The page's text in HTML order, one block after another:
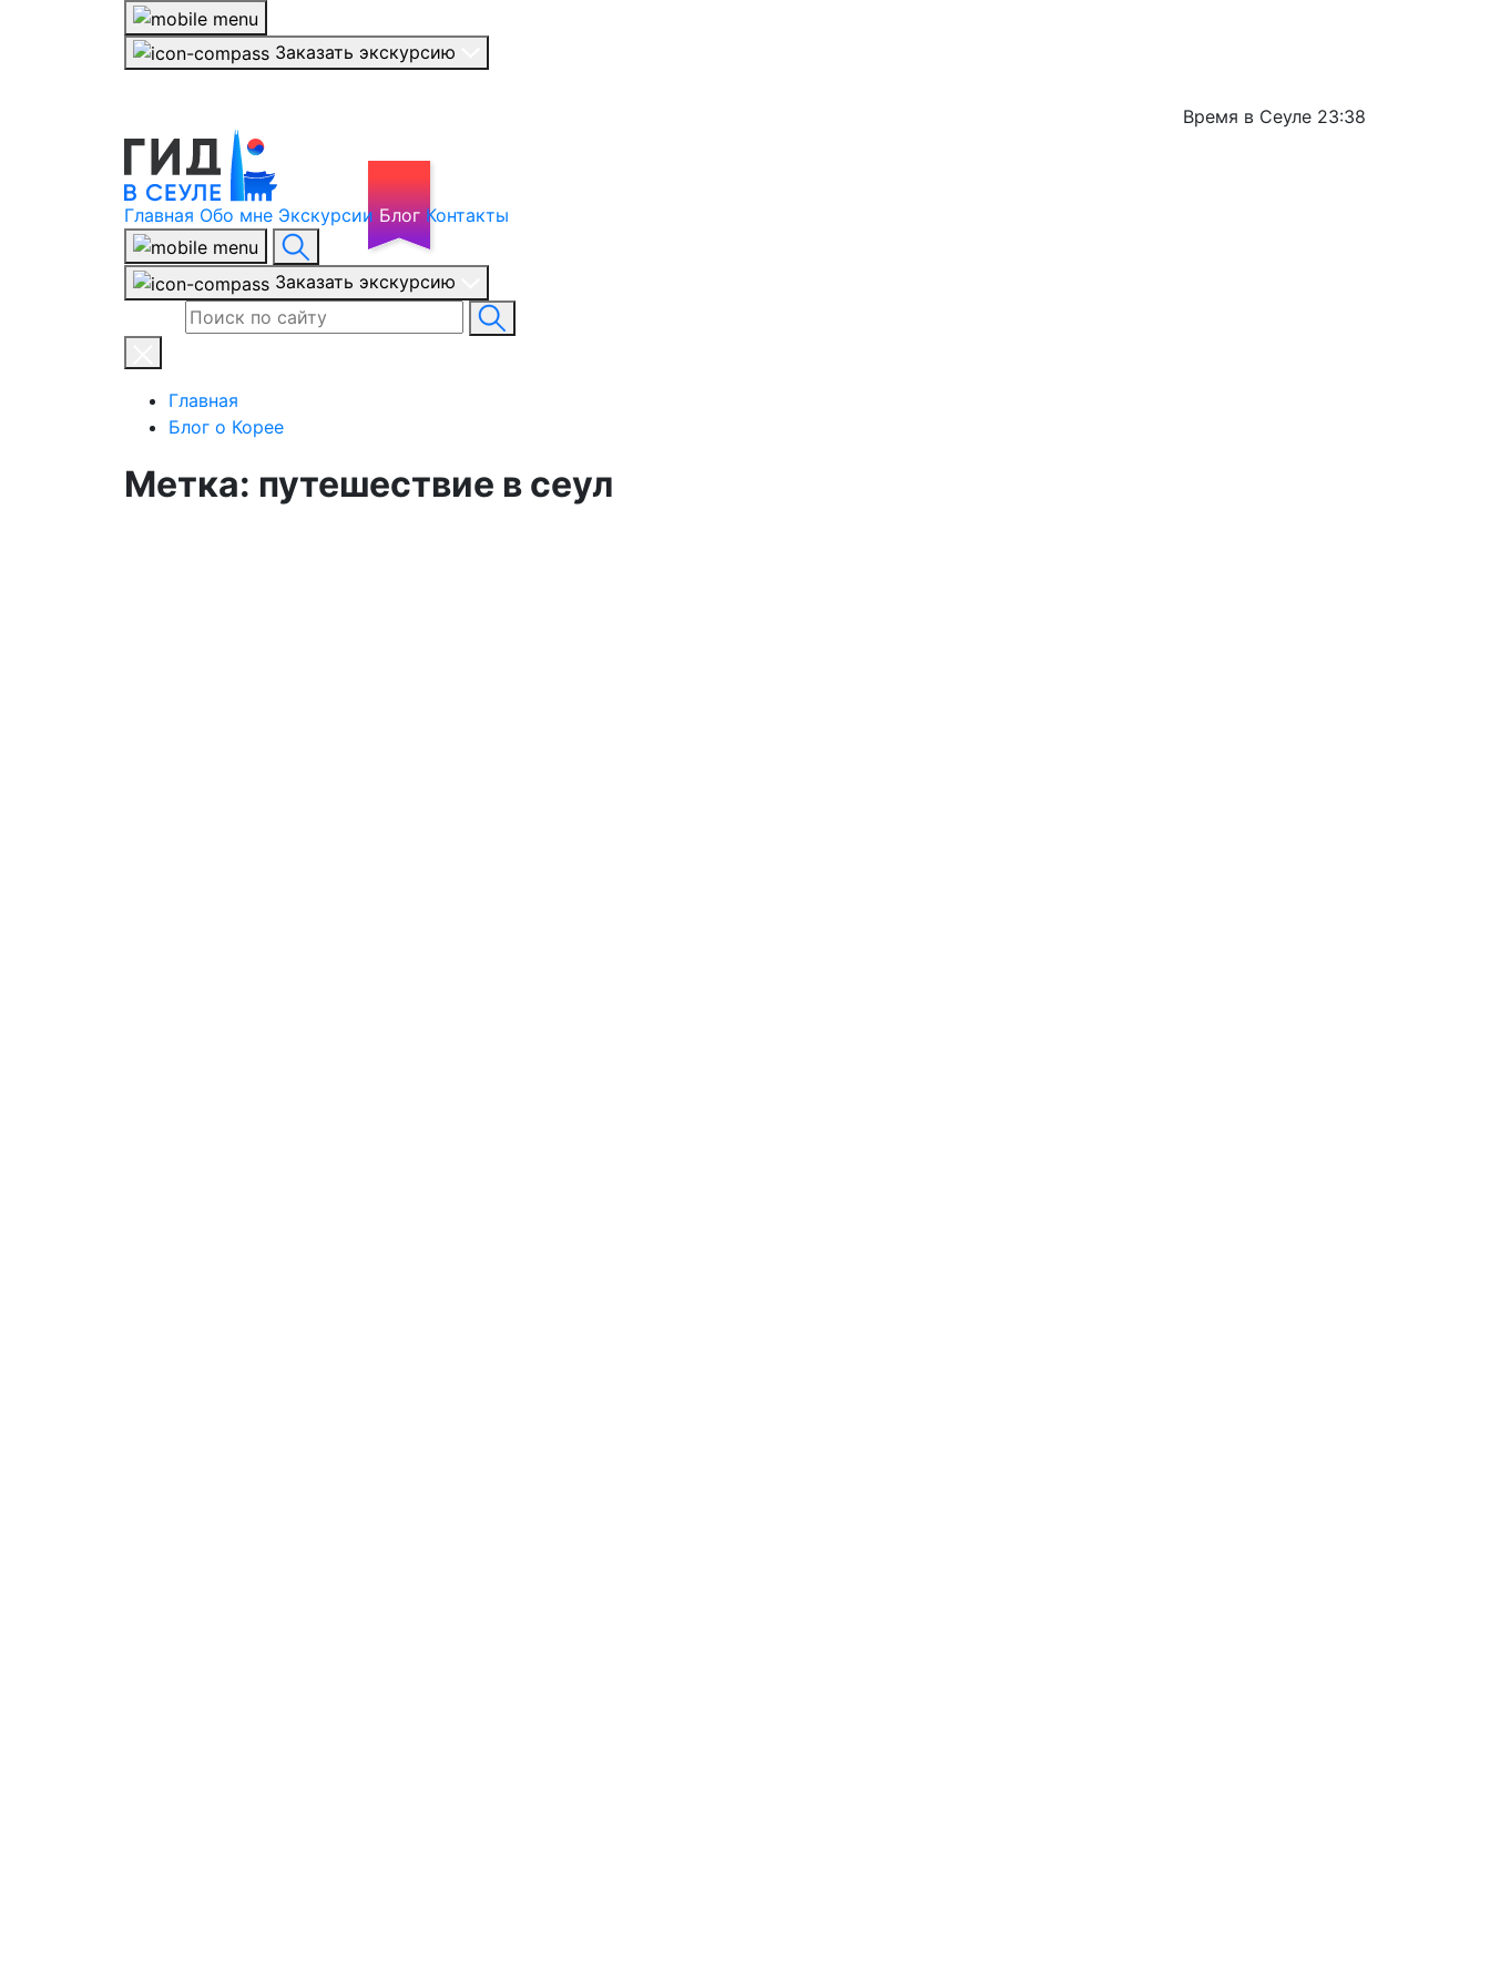
Заказать экскурсию
Время в Сеуле 23:38
Главная Обо мне Экскурсии Блог Контакты
Заказать экскурсию
Главная
Блог о Корее
Метка: путешествие в сеул